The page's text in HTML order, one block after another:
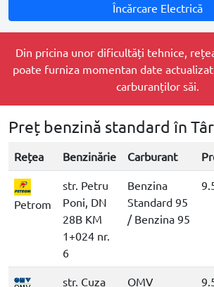
Încărcare Electrică
Din pricina unor dificultăți tehnice,
poate furniza momentan date
carburanților săi.
Preț benzină standard în
Rețea Benzinărie Carburant
Petrom
str. Petru
Poni, DN
28B KM
1+024 nr.
6
Benzina
Standard 95
/ Benzina 95
str. Cuza OMV